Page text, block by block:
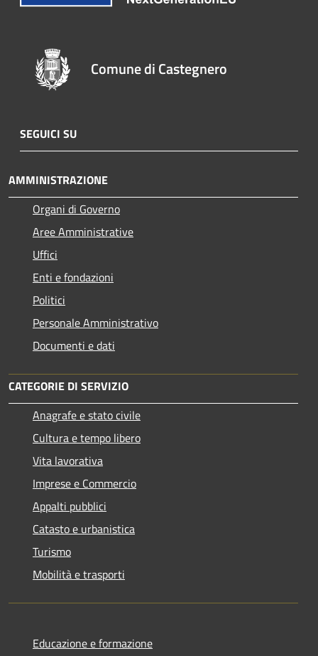
Comune di Castegnero
SEGUICI SU
AMMINISTRAZIONE
Organi di Governo
Aree Amministrative
Uffici
Enti e fondazioni
Politici
Personale Amministrativo
Documenti e dati
CATEGORIE DI SERVIZIO
Anagrafe e stato civile
Cultura e tempo libero
Vita lavorativa
Imprese e Commercio
Appalti pubblici
Catasto e urbanistica
Turismo
Mobilità e trasporti
Educazione e formazione